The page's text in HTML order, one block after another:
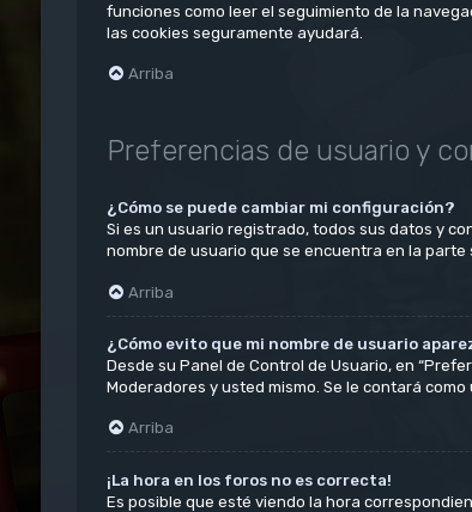
funciones como leer el seguimiento de la
las cookies seguramente ayudará.
Arriba
Preferencias de usuario y
¿Cómo se puede cambiar mi configuración?
Si es un usuario registrado, todos sus datos y
nombre de usuario que se encuentra en la
Arriba
¿Cómo evito que mi nombre de usuario
Desde su Panel de Control de Usuario, en
Moderadores y usted mismo. Se le contará como
Arriba
¡La hora en los foros no es correcta!
Es posible que esté viendo la hora